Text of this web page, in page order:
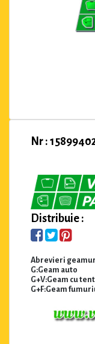
Nr :
Distribuie :
Abrevieri
G:Geam auto
G+V:Geam cu
G+F:Geam